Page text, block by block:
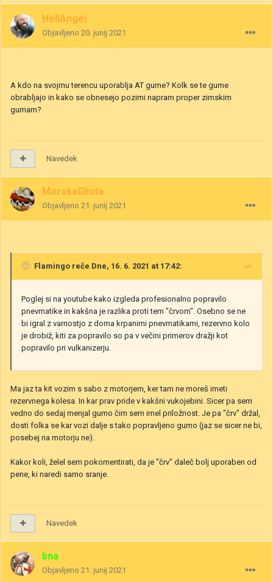
HellAngel
Objavljeno 20. junij 2021
A kdo na svojmu terencu uporablja AT gume? Kolk se te gume
obrabljajo in kako se obnesejo pozimi napram proper zimskim
gumam?
Navedek
MorskaGlista
Objavljeno 21. junij 2021
Flamingo reče Dne, 16. 6. 2021 at 17:42:
Poglej si na youtube kako izgleda profesionalno popravilo
pnevmatike in kakšna je razlika proti tem "črvom". Osebno se ne
bi igral z varnostjo z doma krpanimi pnevmatikami, rezervno kolo
je drobiž, kiti za popravilo so pa v večini primerov dražji kot
popravilo pri vulkanizerju.
Ma jaz ta kit vozim s sabo z motorjem, ker tam ne moreš imeti
rezervnega kolesa. In kar prav pride v kakšni vukojebini. Sicer pa sem
vedno do sedaj menjal gumo čim sem imel priložnost. Je pa "črv" držal,
dosti folka se kar vozi dalje s tako popravljeno gumo (jaz se sicer ne bi,
posebej na motorju ne).
Kakor koli, želel sem pokomentirati, da je "črv" daleč bolj uporaben od
pene, ki naredi samo sranje.
Navedek
bna
Objavljeno 21. junij 2021